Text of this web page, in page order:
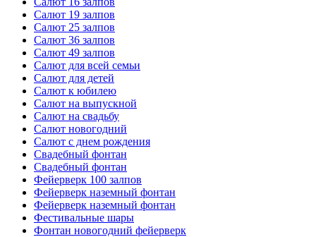
Салют 19 залпов
Салют 25 залпов
Салют 36 залпов
Салют 49 залпов
Салют для всей семьи
Салют для детей
Салют к юбилею
Салют на выпускной
Салют на свадьбу
Салют новогодний
Салют с днем рождения
Свадебный фонтан
Свадебный фонтан
Фейерверк 100 залпов
Фейерверк наземный фонтан
Фейерверк наземный фонтан
Фестивальные шары
Фонтан новогодний фейерверк